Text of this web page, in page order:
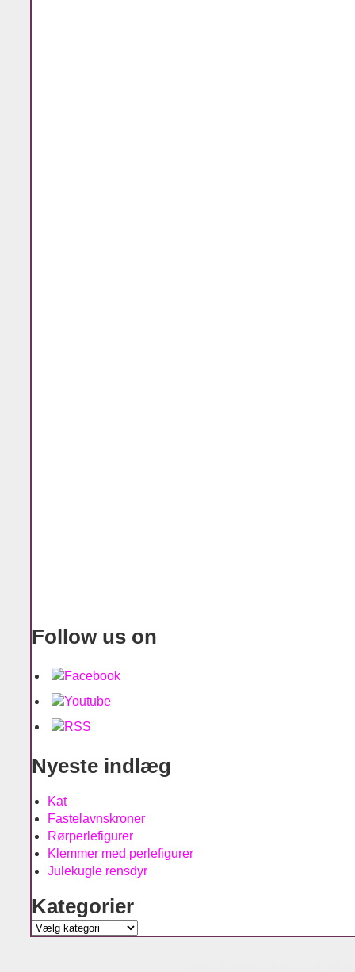
Follow us on
Nyeste indlæg
Kat
Fastelavnskroner
Rørperlefigurer
Klemmer med perlefigurer
Julekugle rensdyr
Kategorier
Kategorier